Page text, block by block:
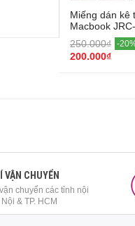
Miếng dán kê
Macbook
250.000₫ -
200.000₫
VẬN CHUYỂN
chuyển các tỉnh nội
& TP. HCM